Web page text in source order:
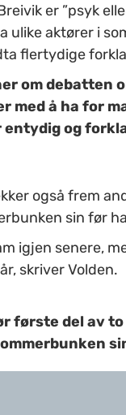
er ”psyk
ulike aktører i
flertydige
om debatten
med å ha for
entydig og
også frem
sin før
igjen senere,
skriver Volden.
første del av